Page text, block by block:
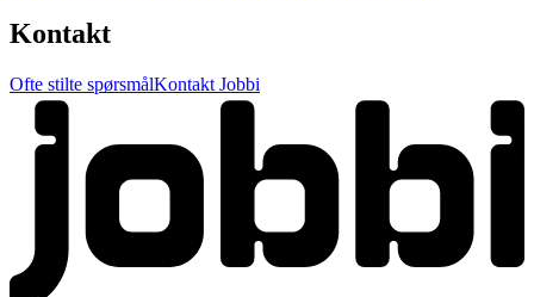
Kontakt
Ofte stilte spørsmålKontakt Jobbi